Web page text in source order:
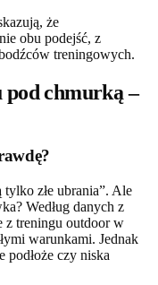
że
obu podejść, z
treningowych.
chmurką –
tylko złe ubrania”. Ale
Według danych z
z treningu outdoor w
warunkami. Jednak
czy niska